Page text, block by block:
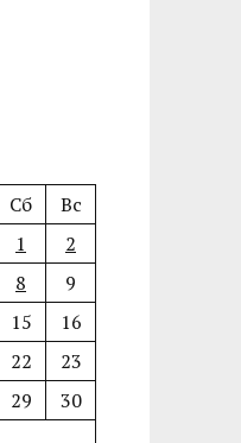
Сб
Вс
1
2
8
9
15
16
22
23
29
30